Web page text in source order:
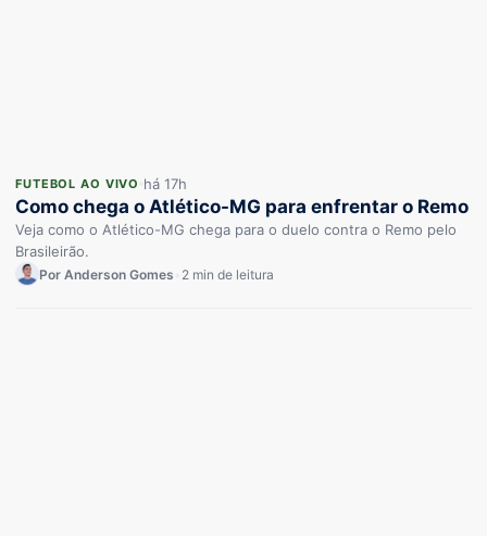
FUTEBOL AO VIVO há 17h
Como chega o Atlético-MG para enfrentar o Remo
Veja como o Atlético-MG chega para o duelo contra o Remo pelo
Brasileirão.
Por Anderson Gomes 2 min de leitura